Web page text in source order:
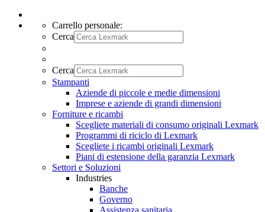
Carrello personale:
Cerca
Cerca
Stampanti
Aziende di piccole e medie dimensioni
Imprese e aziende di grandi dimensioni
Forniture e ricambi
Scegliete materiali di consumo originali Lexmark
Programmi di riciclo di Lexmark
Scegliete i ricambi originali Lexmark
Piani di estensione della garanzia Lexmark
Settori e Soluzioni
Industries
Banche
Governo
Assistenza sanitaria